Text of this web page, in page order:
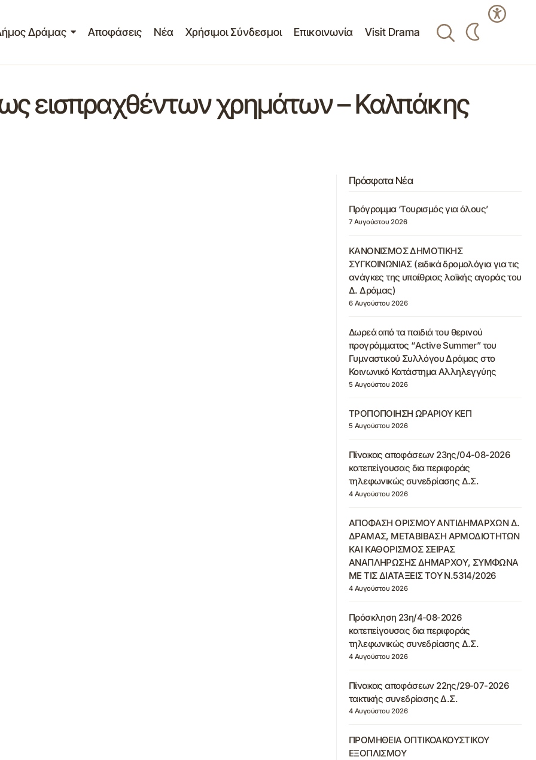
Δράμας Αποφάσεις Νέα Χρήσιμοι Σύνδεσμοι Επικοινωνία Visit Drama
εισπραχθέντων χρημάτων – Καλπάκης
Πρόσφατα Νέα
Πρόγραμμα ‘Τουρισμός για όλους’
7 Αυγούστου 2026
ΚΑΝΟΝΙΣΜΟΣ ΔΗΜΟΤΙΚΗΣ
ΣΥΓΚΟΙΝΩΝΙΑΣ (ειδικά δρομολόγια για τις
ανάγκες της υπαίθριας λαϊκής αγοράς του
Δ. Δράμας)
6 Αυγούστου 2026
Δωρεά από τα παιδιά του θερινού
προγράμματος “Active Summer” του
Γυμναστικού Συλλόγου Δράμας στο
Κοινωνικό Κατάστημα Αλληλεγγύης
5 Αυγούστου 2026
ΤΡΟΠΟΠΟΙΗΣΗ ΩΡΑΡΙΟΥ ΚΕΠ
5 Αυγούστου 2026
Πίνακας αποφάσεων 23ης/04-08-2026
κατεπείγουσας δια περιφοράς
τηλεφωνικώς συνεδρίασης Δ.Σ.
4 Αυγούστου 2026
ΑΠΟΦΑΣΗ ΟΡΙΣΜΟΥ ΑΝΤΙΔΗΜΑΡΧΩΝ Δ.
ΔΡΑΜΑΣ, ΜΕΤΑΒΙΒΑΣΗ ΑΡΜΟΔΙΟΤΗΤΩΝ
ΚΑΙ ΚΑΘΟΡΙΣΜΟΣ ΣΕΙΡΑΣ
ΑΝΑΠΛΗΡΩΣΗΣ ΔΗΜΑΡΧΟΥ, ΣΥΜΦΩΝΑ
ΜΕ ΤΙΣ ΔΙΑΤΑΞΕΙΣ ΤΟΥ Ν.5314/2026
4 Αυγούστου 2026
Πρόσκληση 23η/4-08-2026
κατεπείγουσας δια περιφοράς
τηλεφωνικώς συνεδρίασης Δ.Σ.
4 Αυγούστου 2026
Πίνακας αποφάσεων 22ης/29-07-2026
τακτικής συνεδρίασης Δ.Σ.
4 Αυγούστου 2026
ΠΡΟΜΗΘΕΙΑ ΟΠΤΙΚΟΑΚΟΥΣΤΙΚΟΥ
ΕΞΟΠΛΙΣΜΟΥ